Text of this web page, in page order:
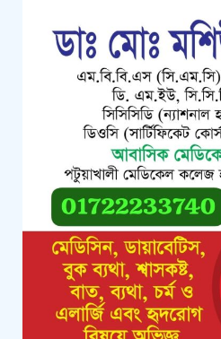
কলাপাড়ায়
মেধাবী
সহায়তার চেক
পটুয়াখালীতে
মরদেহ উদ্ধার
কলাপাড়ায়
মিথ্যা,
জানিয়েছে
কলাপাড়ায়
মসজিদের
কলাপাড়ায়
হামলা, গুরুতর